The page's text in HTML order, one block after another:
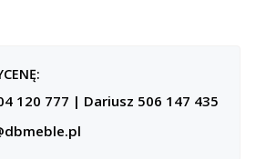
120 777 | Dariusz 506 147 435